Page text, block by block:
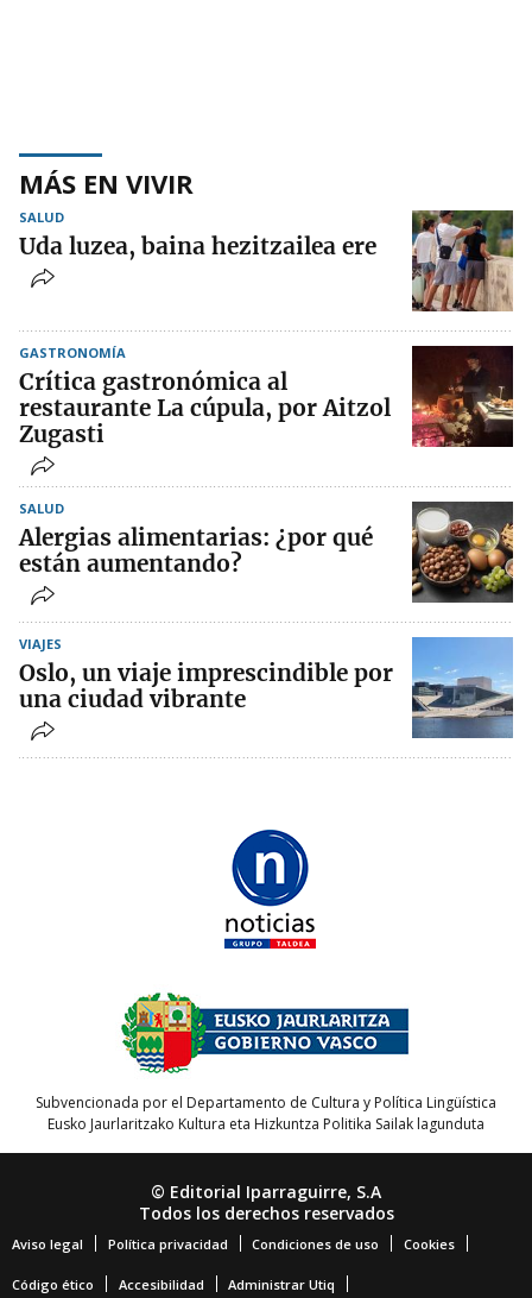
MÁS EN VIVIR
SALUD
Uda luzea, baina hezitzailea ere
GASTRONOMÍA
Crítica gastronómica al
restaurante La cúpula, por Aitzol
Zugasti
SALUD
Alergias alimentarias: ¿por qué
están aumentando?
VIAJES
Oslo, un viaje imprescindible por
una ciudad vibrante
Subvencionada por el Departamento de Cultura y Política Lingüística
Eusko Jaurlaritzako Kultura eta Hizkuntza Politika Sailak lagunduta
© Editorial Iparraguirre, S.A
Todos los derechos reservados
Aviso legal Política privacidad Condiciones de uso Cookies
Código ético Accesibilidad Administrar Utiq